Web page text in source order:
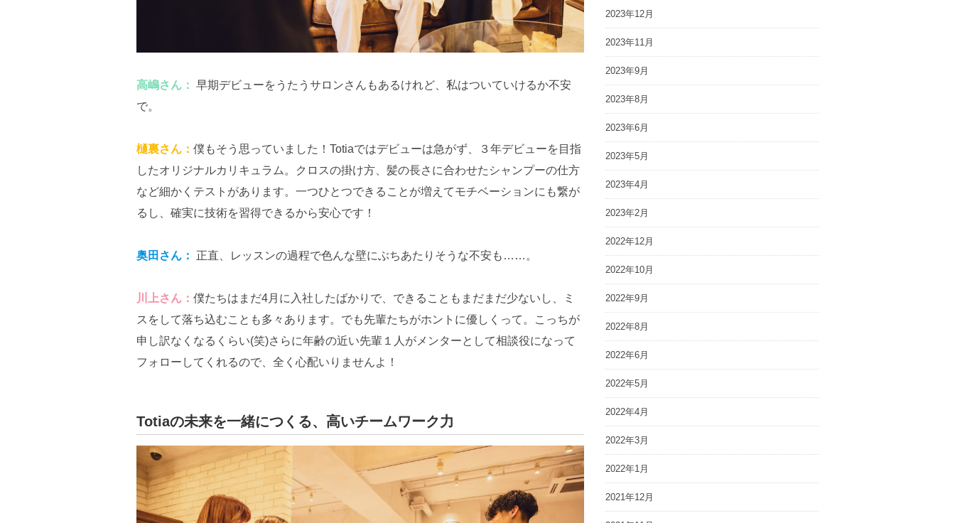
高嶋さん： 早期デビューをうたうサロンさんもあるけれど、私はついていけるか不安
で。
樋裏さん： 僕もそう思っていました！Totiaではデビューは急がず、３年デビューを目指
したオリジナルカリキュラム。クロスの掛け方、髪の長さに合わせたシャンプーの仕方
など細かくテストがあります。一つひとつできることが増えてモチベーションにも繋が
るし、確実に技術を習得できるから安心です！
奥田さん： 正直、レッスンの過程で色んな壁にぶちあたりそうな不安も……。
川上さん： 僕たちはまだ4月に入社したばかりで、できることもまだまだ少ないし、ミ
スをして落ち込むことも多々あります。でも先輩たちがホントに優しくって。こっちが
申し訳なくなるくらい(笑)さらに年齢の近い先輩１人がメンターとして相談役になって
フォローしてくれるので、全く心配いりませんよ！
Totiaの未来を一緒につくる、高いチームワーク力
2023年12月
2023年11月
2023年9月
2023年8月
2023年6月
2023年5月
2023年4月
2023年2月
2022年12月
2022年10月
2022年9月
2022年8月
2022年6月
2022年5月
2022年4月
2022年3月
2022年1月
2021年12月